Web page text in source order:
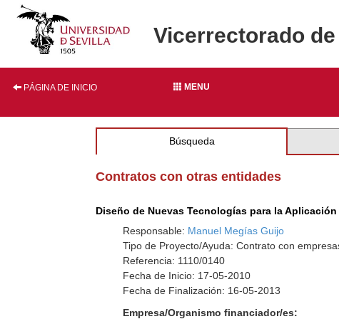
Vicerrectorado
PÁGINA DE INICIO MENU
Búsqueda
Contratos con otras entidades
Diseño de Nuevas Tecnologías para la
Responsable: Manuel Megías Guijo
Tipo de Proyecto/Ayuda: Contrato con
Referencia: 1110/0140
Fecha de Inicio: 17-05-2010
Fecha de Finalización: 16-05-2013
Empresa/Organismo financiador/es: